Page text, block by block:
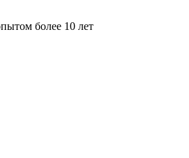
более 10 лет